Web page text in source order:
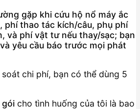
gặp khi cứu hộ nổ máy ắc
phí thao tác kích/câu, phụ phí
và phí vật tư nếu thay/sạc; bạn
yêu cầu báo trước mọi phát
chi phí, bạn có thể dùng 5
cho tình huống của tôi là bao